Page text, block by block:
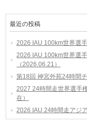
最近の投稿
2026 IAU 100km世界選
2026 IAU 100km世界選
（2026.06.21）
第18回 神宮外苑24時間
2027 24時間走世界選手
在）
2026 IAU 24時間走アジ